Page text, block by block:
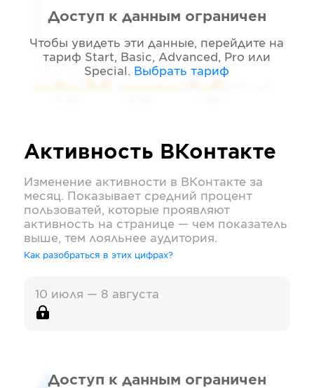
Доступ к данным ограничен
Чтобы увидеть эти данные, перейдите на
тариф Start, Basic, Advanced, Pro или
Special . Выбрать тариф
Активность ВКонтакте
Изменение активности в ВКонтакте за
месяц. Показывает средний процент
пользоватей, которые проявляют
активность на странице — чем показатель
выше, тем лояльнее аудитория.
Как разобраться в этих цифрах?
10 июля — 8 августа
Доступ к данным ограничен